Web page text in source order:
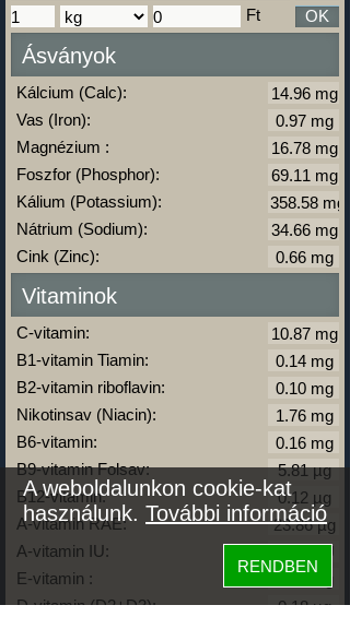
Ft OK
Ásványok
Kálcium (Calc):
Vas (Iron):
Magnézium :
Foszfor (Phosphor):
Kálium (Potassium):
Nátrium (Sodium):
Cink (Zinc):
Vitaminok
C-vitamin:
B1-vitamin Tiamin:
B2-vitamin riboflavin:
Nikotinsav (Niacin):
B6-vitamin:
B9-vitamin Folsav:
B12-vitamin:
A-vitamin RAE:
A-vitamin IU:
E-vitamin :
D-vitamin (D2+D3):
A weboldalunkon cookie-kat
használunk. További információ
RENDBEN